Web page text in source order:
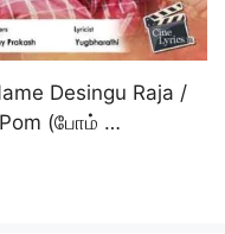
Desingu Raja /
Pom (போம் …